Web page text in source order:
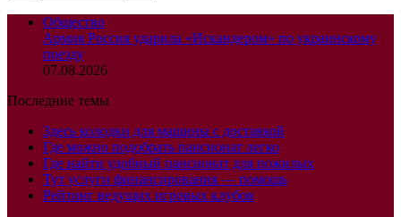
Общество
Армия Россия ударила «Искандером» по украинскому
поезду
07.08.2026
Последние темы
Здесь колодки для машины с доставкой
Где можно подобрать пансионат легко
Где найти удобный пансионат для пожилых
Тут услуги финансирования — помощь
Рейтинг ведущих игровых клубов